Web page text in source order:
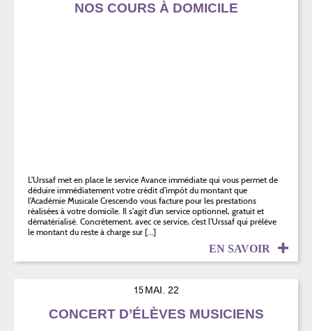
NOS COURS À DOMICILE
L’Urssaf met en place le service Avance immédiate qui vous permet de
déduire immédiatement votre crédit d’impôt du montant que
l’Académie Musicale Crescendo vous facture pour les prestations
réalisées à votre domicile. Il s’agit d’un service optionnel, gratuit et
dématérialisé. Concrètement, avec ce service, c’est l’Urssaf qui prélève
le montant du reste à charge sur […]
EN SAVOIR
15 MAI. 22
CONCERT D’ÉLÈVES MUSICIENS